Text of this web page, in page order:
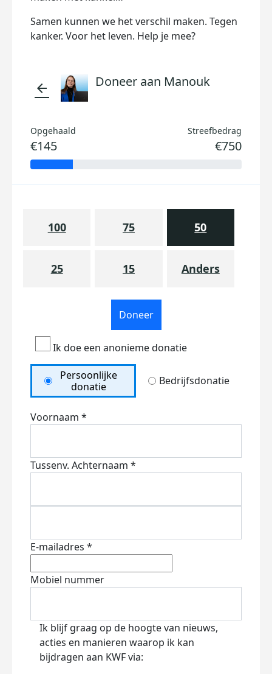
Samen kunnen we het verschil maken. Tegen
kanker. Voor het leven. Help je mee?
arrow_back Doneer aan Manouk
Opgehaald
€145
Streefbedrag
€750
100 75 50
25 15 Anders
Doneer
Ik doe een anonieme donatie
Persoonlijke
donatie
Bedrijfsdonatie
Voornaam *
Tussenv. Achternaam *
E-mailadres *
Mobiel nummer
Ik blijf graag op de hoogte van nieuws,
acties en manieren waarop ik kan
bijdragen aan KWF via: